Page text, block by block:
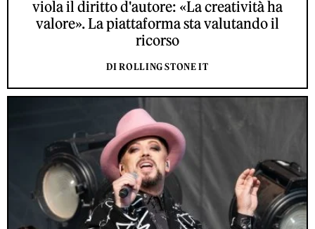
viola il diritto d'autore: «La creatività ha
valore». La piattaforma sta valutando il
ricorso
DI ROLLING STONE IT